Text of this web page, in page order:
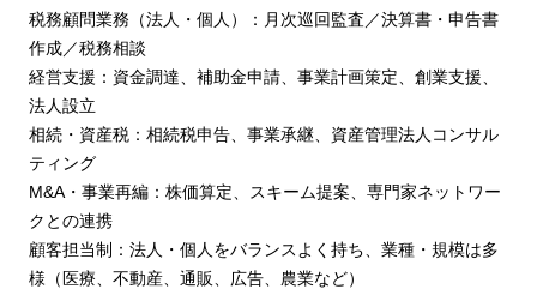
税務顧問業務（法人・個人）：月次巡回監査／決算書・申告書
作成／税務相談
経営支援：資金調達、補助金申請、事業計画策定、創業支援、
法人設立
相続・資産税：相続税申告、事業承継、資産管理法人コンサル
ティング
M&A・事業再編：株価算定、スキーム提案、専門家ネットワー
クとの連携
顧客担当制：法人・個人をバランスよく持ち、業種・規模は多
様（医療、不動産、通販、広告、農業など）